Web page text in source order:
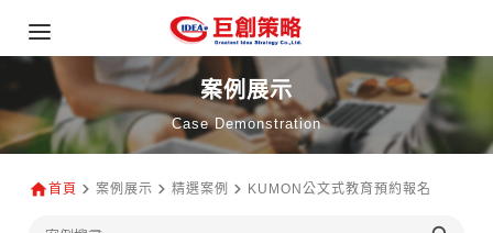
案例展示
Case Demonstration
首頁 案例展示 精選案例 KUMON公文式教育預約報名